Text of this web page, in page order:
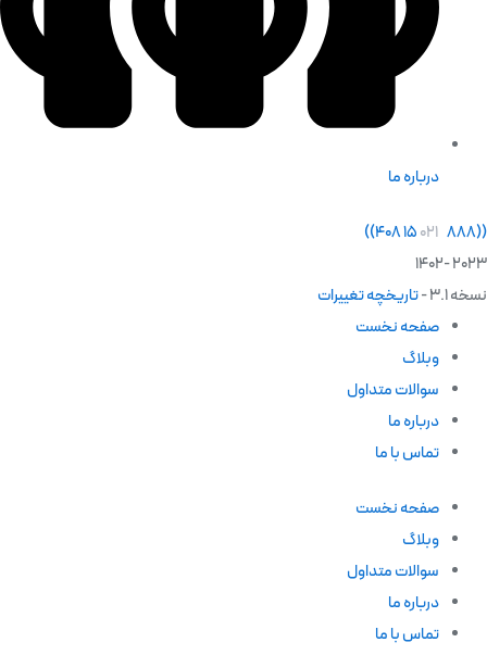
درباره ما
(
( ۰۲۱ ۸۸۸ ۱۵ ۴۰۸ )
)
2023 -1402
نسخه 3.1 -
تاریخچه تغییرات
صفحه نخست
وبلاگ
سوالات متداول
درباره ما
تماس با ما
صفحه نخست
وبلاگ
سوالات متداول
درباره ما
تماس با ما